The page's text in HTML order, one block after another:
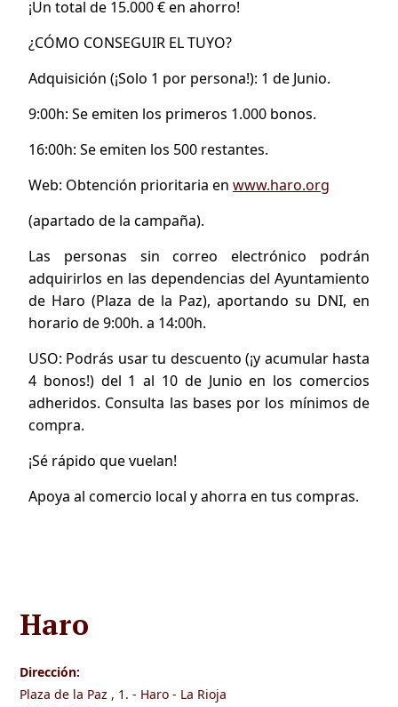
¡Un total de 15.000 € en ahorro!
¿CÓMO CONSEGUIR EL TUYO?
Adquisición (¡Solo 1 por persona!): 1 de Junio.
9:00h: Se emiten los primeros 1.000 bonos.
16:00h: Se emiten los 500 restantes.
Web: Obtención prioritaria en www.haro.org
(apartado de la campaña).
Las personas sin correo electrónico podrán
adquirirlos en las dependencias del Ayuntamiento
de Haro (Plaza de la Paz), aportando su DNI, en
horario de 9:00h. a 14:00h.
USO: Podrás usar tu descuento (¡y acumular hasta
4 bonos!) del 1 al 10 de Junio en los comercios
adheridos. Consulta las bases por los mínimos de
compra.
¡Sé rápido que vuelan!
Apoya al comercio local y ahorra en tus compras.
Haro
Dirección:
Plaza de la Paz , 1. - Haro - La Rioja